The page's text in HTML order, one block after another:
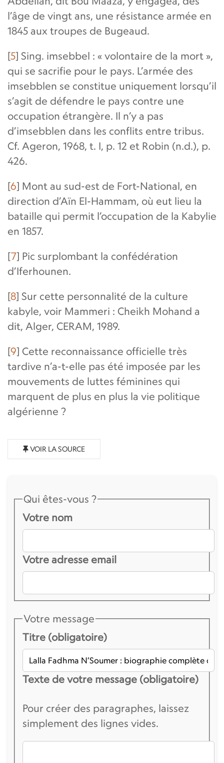
l’âge de vingt ans, une résistance armée en
1845 aux troupes de Bugeaud.
[5] Sing. imsebbel : « volontaire de la mort »,
qui se sacrifie pour le pays. L’armée des
imsebblen se constitue uniquement lorsqu’il
s’agit de défendre le pays contre une
occupation étrangère. Il n’y a pas
d’imsebblen dans les conflits entre tribus.
Cf. Ageron, 1968, t. I, p. 12 et Robin (n.d.), p.
426.
[6] Mont au sud-est de Fort-National, en
direction d’Aïn El-Hammam, où eut lieu la
bataille qui permit l’occupation de la Kabylie
en 1857.
[7] Pic surplombant la confédération
d’Iferhounen.
[8] Sur cette personnalité de la culture
kabyle, voir Mammeri : Cheikh Mohand a
dit, Alger, CERAM, 1989.
[9] Cette reconnaissance officielle très
tardive n’a-t-elle pas été imposée par les
mouvements de luttes féminines qui
marquent de plus en plus la vie politique
algérienne ?
VOIR LA SOURCE
Qui êtes-vous ?
Votre nom
Votre adresse email
Votre message
Titre (obligatoire)
Texte de votre message (obligatoire)
Pour créer des paragraphes, laissez
simplement des lignes vides.